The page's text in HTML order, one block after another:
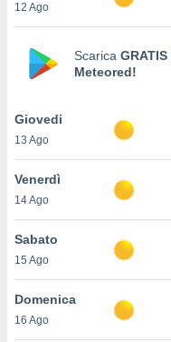
la
nella
cookie
il tuo
in
12 Ago
Scarica GRATIS
Meteored!
Giovedi
13 Ago
Venerdì
14 Ago
Sabato
15 Ago
Domenica
16 Ago